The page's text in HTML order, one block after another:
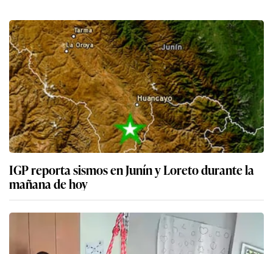
IGP reporta sismos en Junín y Loreto durante la
mañana de hoy